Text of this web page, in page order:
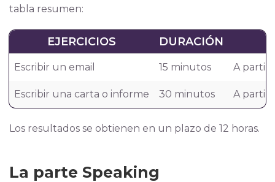
tabla resumen:
EJERCICIOS DURACIÓN
Escribir un email 15 minutos A partir
Escribir una carta o informe 30 minutos A partir
Los resultados se obtienen en un plazo de 12 horas.
La parte Speaking